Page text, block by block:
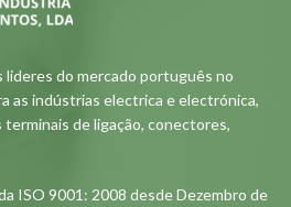
lideres do mercado português no
as indústrias electrica e electrónica,
de ligação, conectores,
ISO 9001: 2008 desde Dezembro de